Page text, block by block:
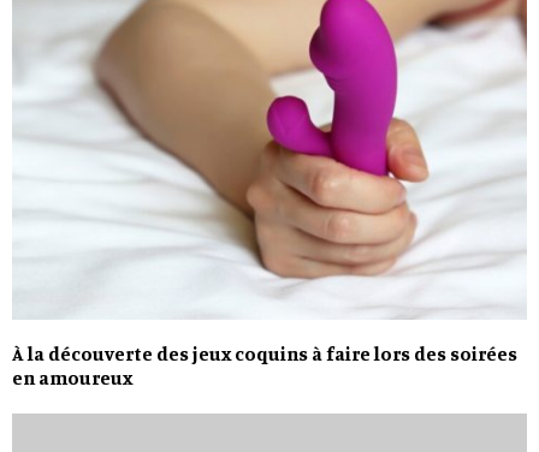
À la découverte des jeux coquins à faire lors des soirées
en amoureux